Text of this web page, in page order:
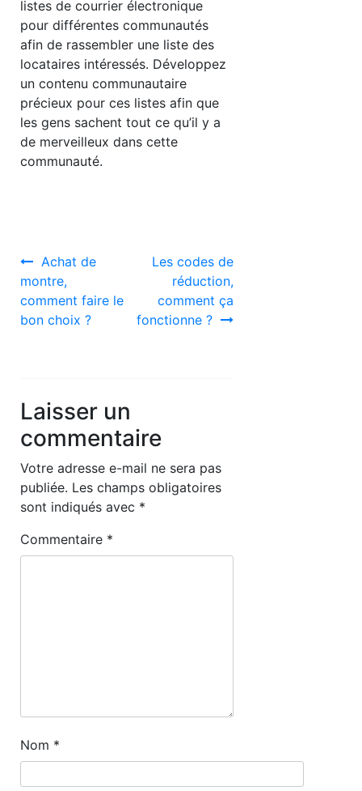
listes de courrier électronique
pour différentes communautés
afin de rassembler une liste des
locataires intéressés. Développez
un contenu communautaire
précieux pour ces listes afin que
les gens sachent tout ce qu’il y a
de merveilleux dans cette
communauté.
Navigation
de
l’article
Achat de
montre,
comment faire le
bon choix ?
Les codes de
réduction,
comment ça
fonctionne ?
Laisser un
commentaire
Votre adresse e-mail ne sera pas
publiée. Les champs obligatoires
sont indiqués avec *
Commentaire *
Nom *